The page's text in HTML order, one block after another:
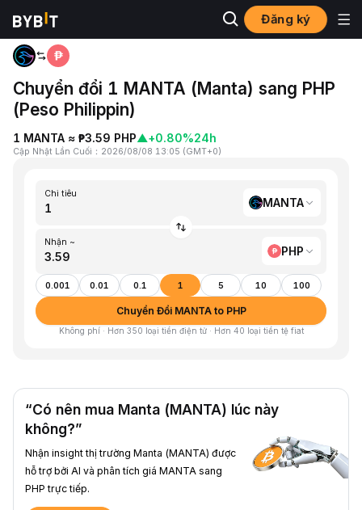
Đăng ký
Trang chủ
Chuyển đổi 1 MANTA (Manta) sang PHP
(Peso Philippin)
1 MANTA ≈ ₱3.59 PHP▲+0.80%24h
Cập Nhật Lần Cuối ： 2026/08/08 13:05 (GMT+0)
Chi tiêu
MANTA
Nhận ~
PHP
0.001 0.01 0.1 1 5 10 100
Chuyển Đổi MANTA to PHP
Không phí · Hơn 350 loại tiền điện tử · Hơn 40 loại tiền tệ fiat
“Có nên mua Manta (MANTA) lúc này
không?”
Nhận insight thị trường Manta (MANTA) được
hỗ trợ bởi AI và phân tích giá MANTA sang
PHP trực tiếp.